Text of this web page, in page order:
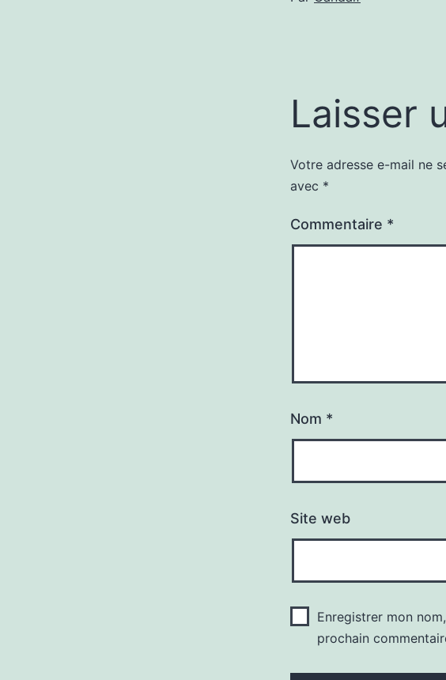
Laisser
Votre adresse e-mail ne
avec *
Commentaire *
Nom *
Site web
Enregistrer mon
prochain